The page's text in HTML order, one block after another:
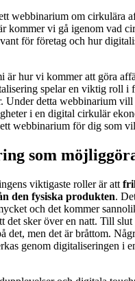
webbinarium om cirkulära
kommer vi gå igenom vad
för företag och hur
är hur vi kommer att göra
spelar en viktig roll i
Under detta webbinarium
i en digital cirkulär
webbinarium för dig som
som
viktigaste roller är att
den fysiska produkten.
och det kommer
det sker över en natt. Till
det, men det är bråttom.
genom digitaliseringen i